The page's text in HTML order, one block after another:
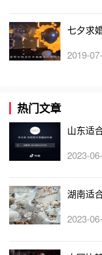
《明天我要嫁给你
《给我一分钟不想
《灰姑娘》――郑均
《只有为你》――庚
七夕求
2019-
热门文章
山东适
2023-
湖南适
2023-